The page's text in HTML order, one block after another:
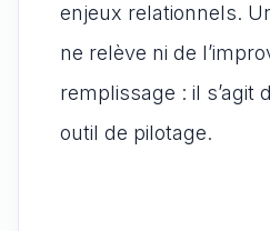
enjeux relationnels.
ne relève ni de
remplissage : il s’agit
outil de pilotage.